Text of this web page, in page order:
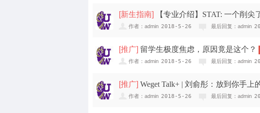
[新生指南] 【专业介绍】STAT: 一个削尖
作者：admin 2018-5-26 最后回复：admin
[推广] 留学生极度焦虑，原因竟是这个？
作者：admin 2018-5-26 最后回复：admin
[推广] Weget Talk+ | 刘俞彤：放到你手上
作者：admin 2018-5-26 最后回复：admin